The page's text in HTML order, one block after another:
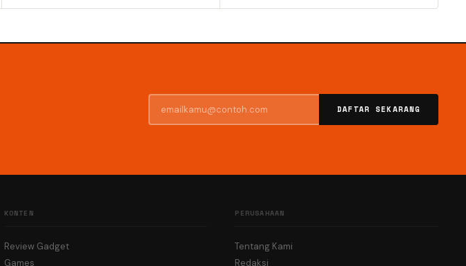
DAFTAR SEKARANG
KONTEN
Review Gadget
Games
PERUSAHAAN
Tentang Kami
Redaksi